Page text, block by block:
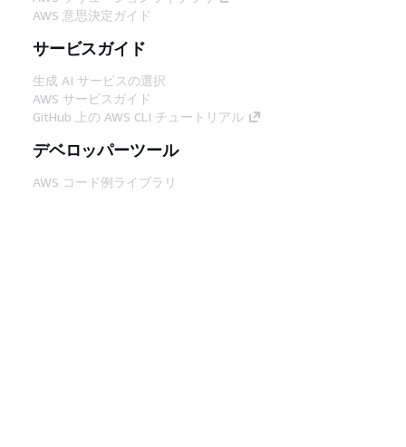
AWS 意思決定ガイド
サービスガイド
生成 AI サービスの選択
AWS サービスガイド
GitHub 上の AWS CLI チュートリアル
デベロッパーツール
AWS コード例ライブラリ